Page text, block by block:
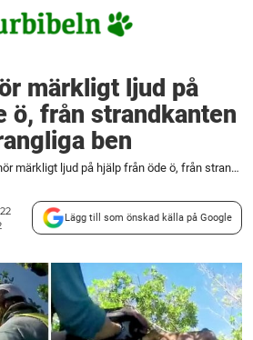
märkligt ljud på
ö, från strandkanten
ben
Fotografen hör märkligt ljud på hjälp från öde ö, från strandkanten ser han fyra rangliga ben
Lägg till som önskad källa på Google